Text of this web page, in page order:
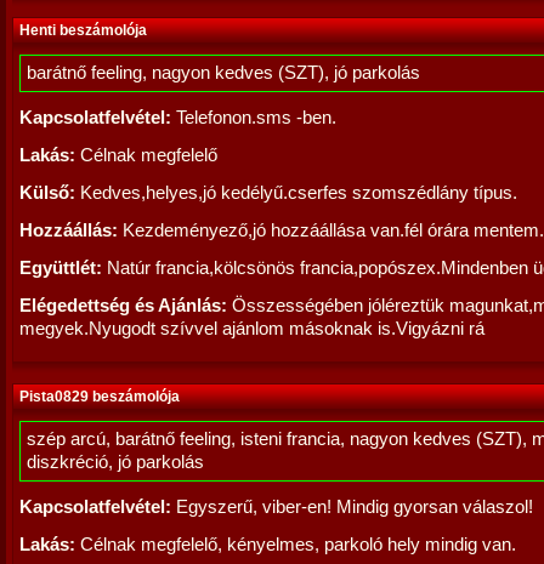
Henti beszámolója
barátnő feeling, nagyon kedves (SZT), jó parkolás
Kapcsolatfelvétel: Telefonon.sms -ben.
Lakás: Célnak megfelelő
Külső: Kedves,helyes,jó kedélyű.cserfes szomszédlány típus.
Hozzáállás: Kezdeményező,jó hozzáállása van.fél órára mentem.
Együttlét: Natúr francia,kölcsönös francia,popószex.Mindenben
Elégedettség és Ajánlás: Összességében jóléreztük
megyek.Nyugodt szívvel ajánlom másoknak is.Vigyázni rá
Pista0829 beszámolója
szép arcú, barátnő feeling, isteni francia, nagyon kedves (SZT),
diszkréció, jó parkolás
Kapcsolatfelvétel: Egyszerű, viber-en! Mindig gyorsan válaszol!
Lakás: Célnak megfelelő, kényelmes, parkoló hely mindig van.